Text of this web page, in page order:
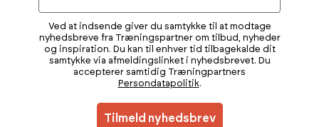
Ved at indsende giver du samtykke til at modtage
nyhedsbreve fra Træningspartner om tilbud, nyheder
og inspiration. Du kan til enhver tid tilbagekalde dit
samtykke via afmeldingslinket i nyhedsbrevet. Du
accepterer samtidig Træningpartners
Persondatapolitik.
Tilmeld nyhedsbrev